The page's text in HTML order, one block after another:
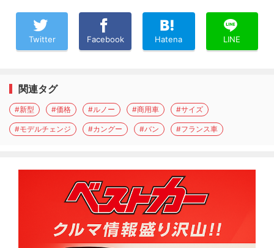
Twitter Facebook Hatena LINE
関連タグ
#新型 #価格 #ルノー #商用車 #サイズ
#モデルチェンジ #カングー #バン #フランス車